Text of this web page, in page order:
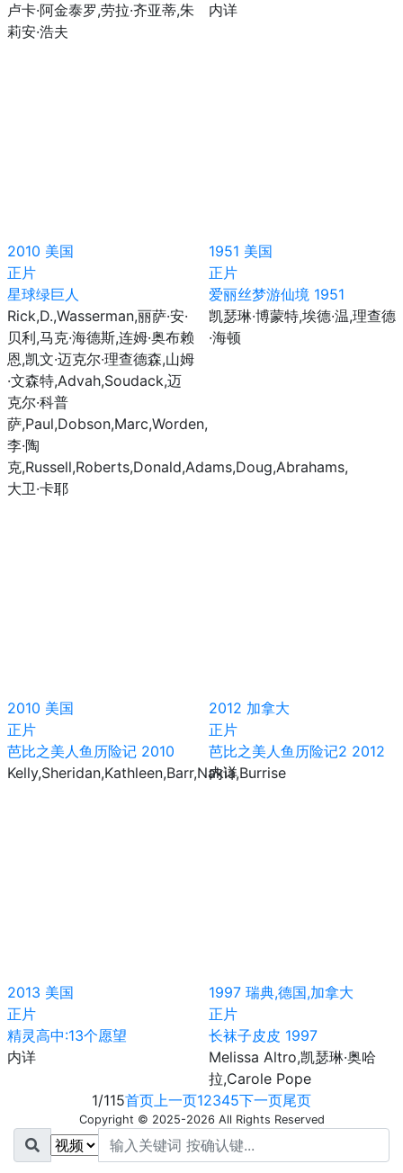
卢卡·阿金泰罗,劳拉·齐亚蒂,朱
莉安·浩夫
内详
2010 美国
正片
星球绿巨人
Rick,D.,Wasserman,丽萨·安·
贝利,马克·海德斯,连姆·奥布赖
恩,凯文·迈克尔·理查德森,山姆
·文森特,Advah,Soudack,迈
克尔·科普
萨,Paul,Dobson,Marc,Worden,
李·陶
克,Russell,Roberts,Donald,Adams,Doug,Abrahams,
大卫·卡耶
1951 美国
正片
爱丽丝梦游仙境 1951
凯瑟琳·博蒙特,埃德·温,理查德
·海顿
2010 美国
正片
芭比之美人鱼历险记 2010
Kelly,Sheridan,Kathleen,Barr,Nakia,Burrise
2012 加拿大
正片
芭比之美人鱼历险记2 2012
内详
2013 美国
正片
精灵高中:13个愿望
内详
1997 瑞典,德国,加拿大
正片
长袜子皮皮 1997
Melissa Altro,凯瑟琳·奥哈
拉,Carole Pope
1/115首页上一页12345下一页尾页
Copyright © 2025-2026 All Rights Reserved